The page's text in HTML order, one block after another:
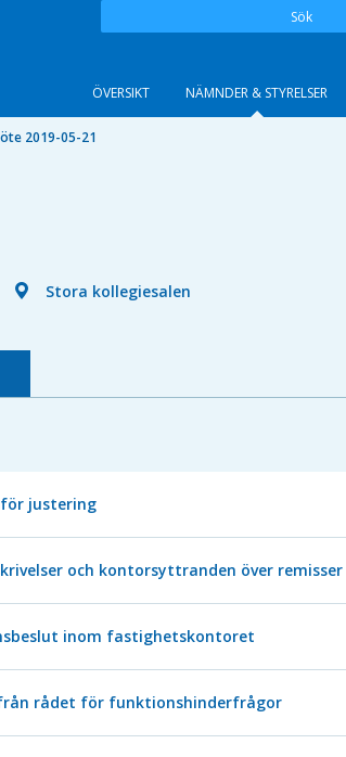
Sök
ÖVERSIKT NÄMNDER & STYRELSER
2019-05-21
Stora kollegiesalen
justering
och kontorsyttranden över remisser
inom fastighetskontoret
rådet för funktionshinderfrågor